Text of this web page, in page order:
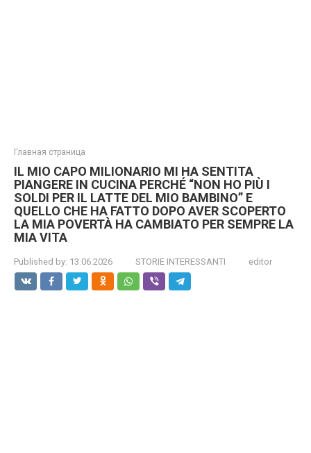
Главная страница
IL MIO CAPO MILIONARIO MI HA SENTITA
PIANGERE IN CUCINA PERCHÉ “NON HO PIÙ I
SOLDI PER IL LATTE DEL MIO BAMBINO” E
QUELLO CHE HA FATTO DOPO AVER SCOPERTO
LA MIA POVERTÀ HA CAMBIATO PER SEMPRE LA
MIA VITA
Published by: 13.06.2026 STORIE INTERESSANTI editor